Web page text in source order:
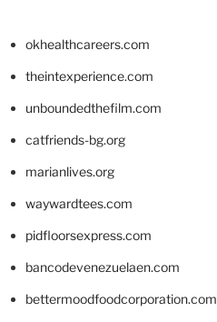
okhealthcareers.com
theintexperience.com
unboundedthefilm.com
catfriends-bg.org
marianlives.org
waywardtees.com
pidfloorsexpress.com
bancodevenezuelaen.com
bettermoodfoodcorporation.com